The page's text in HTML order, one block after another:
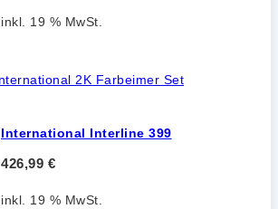
inkl. 19 % MwSt.
International Interline 399
426,99 €
inkl. 19 % MwSt.